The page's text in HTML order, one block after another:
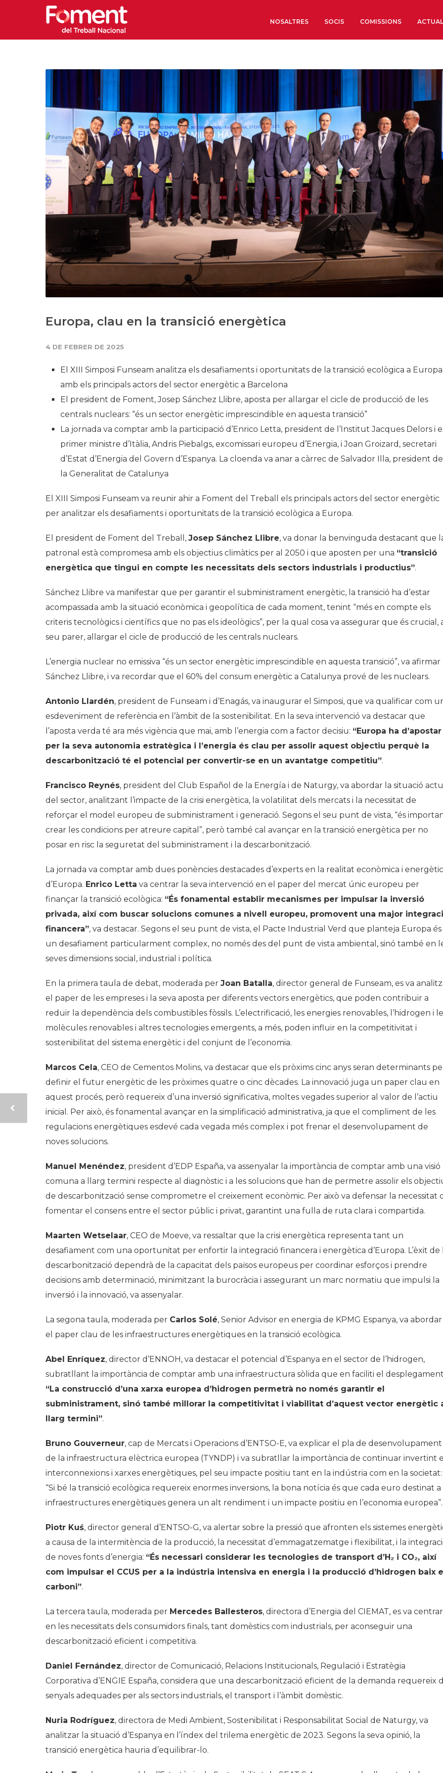
NOSALTRES
Estructura Executiva
Institut d’Estudis
Societat Barcelonesa
Econòmics i Socials
Organitzacions
Organitzacions
Coneix més
Història
Galeria de Presidents
Biblioteca Arxiu
Seu Social
SOCIS COMISSIONS
Europa, clau en la transició energètica
4 DE FEBRER DE 2025
El XIII Simposi Funseam analitza els desafiaments i oportunitats de la transició ecològica a Europa
amb els principals actors del sector energètic a Barcelona
El president de Foment, Josep Sánchez Llibre, aposta per allargar el cicle de producció de les
centrals nuclears: “és un sector energètic imprescindible en aquesta transició”
La jornada va comptar amb la participació d’Enrico Letta, president de l’Institut Jacques Delors i
primer ministre d’Itàlia, Andris Piebalgs, excomissari europeu d’Energia, i Joan Groizard, secretari
d’Estat d’Energia del Govern d’Espanya. La cloenda va anar a càrrec de Salvador Illa, president de
la Generalitat de Catalunya
El XIII Simposi Funseam va reunir ahir a Foment del Treball els principals actors del sector energètic
per analitzar els desafiaments i oportunitats de la transició ecològica a Europa.
El president de Foment del Treball, Josep Sánchez Llibre, va donar la benvinguda destacant que
patronal està compromesa amb els objectius climàtics per al 2050 i que aposten per una “transició
energètica que tingui en compte les necessitats dels sectors industrials i productius”.
Sánchez Llibre va manifestar que per garantir el subministrament energètic, la transició ha d’estar
acompassada amb la situació econòmica i geopolítica de cada moment, tenint “més en compte els
criteris tecnològics i científics que no pas els ideològics”, per la qual cosa va assegurar que és crucial,
seu parer, allargar el cicle de producció de les centrals nuclears.
L’energia nuclear no emissiva “és un sector energètic imprescindible en aquesta transició”, va afirmar
Sánchez Llibre, i va recordar que el 60% del consum energètic a Catalunya prové de les nuclears.
Antonio Llardén, president de Funseam i d’Enagás, va inaugurar el Simposi, que va qualificar com
esdeveniment de referència en l’àmbit de la sostenibilitat. En la seva intervenció va destacar que
l’aposta verda té ara més vigència que mai, amb l’energia com a factor decisiu: “Europa ha d’apostar
per la seva autonomia estratègica i l’energia és clau per assolir aquest objectiu perquè la
descarbonització té el potencial per convertir-se en un avantatge competitiu”.
Francisco Reynés, president del Club Español de la Energía i de Naturgy, va abordar la situació
del sector, analitzant l’impacte de la crisi energètica, la volatilitat dels mercats i la necessitat de
reforçar el model europeu de subministrament i generació. Segons el seu punt de vista, “és
crear les condicions per atreure capital”, però també cal avançar en la transició energètica per no
posar en risc la seguretat del subministrament i la descarbonització.
La jornada va comptar amb dues ponències destacades d’experts en la realitat econòmica i
d’Europa. Enrico Letta va centrar la seva intervenció en el paper del mercat únic europeu per
finançar la transició ecològica: “És fonamental establir mecanismes per impulsar la inversió
privada, així com buscar solucions comunes a nivell europeu, promovent una major
financera”, va destacar. Segons el seu punt de vista, el Pacte Industrial Verd que planteja Europa és
un desafiament particularment complex, no només des del punt de vista ambiental, sinó també en
seves dimensions social, industrial i política.
En la primera taula de debat, moderada per Joan Batalla, director general de Funseam, es va
el paper de les empreses i la seva aposta per diferents vectors energètics, que poden contribuir a
reduir la dependència dels combustibles fòssils. L’electrificació, les energies renovables, l’hidrogen i
molècules renovables i altres tecnologies emergents, a més, poden influir en la competitivitat i
sostenibilitat del sistema energètic i del conjunt de l’economia.
Marcos Cela, CEO de Cementos Molins, va destacar que els pròxims cinc anys seran determinants
definir el futur energètic de les pròximes quatre o cinc dècades. La innovació juga un paper clau en
aquest procés, però requereix d’una inversió significativa, moltes vegades superior al valor de l’actiu
inicial. Per això, és fonamental avançar en la simplificació administrativa, ja que el compliment de les
regulacions energètiques esdevé cada vegada més complex i pot frenar el desenvolupament de
noves solucions.
Manuel Menéndez, president d’EDP España, va assenyalar la importància de comptar amb una visió
comuna a llarg termini respecte al diagnòstic i a les solucions que han de permetre assolir els
de descarbonització sense comprometre el creixement econòmic. Per això va defensar la necessitat
fomentar el consens entre el sector públic i privat, garantint una fulla de ruta clara i compartida.
Maarten Wetselaar, CEO de Moeve, va ressaltar que la crisi energètica representa tant un
desafiament com una oportunitat per enfortir la integració financera i energètica d’Europa. L’èxit de
descarbonització dependrà de la capacitat dels països europeus per coordinar esforços i prendre
decisions amb determinació, minimitzant la burocràcia i assegurant un marc normatiu que impulsi la
inversió i la innovació, va assenyalar.
La segona taula, moderada per Carlos Solé, Senior Advisor en energia de KPMG Espanya, va abordar
el paper clau de les infraestructures energètiques en la transició ecològica.
Abel Enríquez, director d’ENNOH, va destacar el potencial d’Espanya en el sector de l’hidrogen,
subratllant la importància de comptar amb una infraestructura sòlida que en faciliti el
“La construcció d’una xarxa europea d’hidrogen permetrà no només garantir el
subministrament, sinó també millorar la competitivitat i viabilitat d’aquest vector energètic
llarg termini”.
Bruno Gouverneur, cap de Mercats i Operacions d’ENTSO-E, va explicar el pla de desenvolupament
de la infraestructura elèctrica europea (TYNDP) i va subratllar la importància de continuar invertint
interconnexions i xarxes energètiques, pel seu impacte positiu tant en la indústria com en la societat:
“Si bé la transició ecològica requereix enormes inversions, la bona notícia és que cada euro destinat a
infraestructures energètiques genera un alt rendiment i un impacte positiu en l’economia europea”.
Piotr Kuś, director general d’ENTSO-G, va alertar sobre la pressió que afronten els sistemes
a causa de la intermitència de la producció, la necessitat d’emmagatzematge i flexibilitat, i la
de noves fonts d’energia: “És necessari considerar les tecnologies de transport d’H₂ i CO₂, així
com impulsar el CCUS per a la indústria intensiva en energia i la producció d’hidrogen baix
carboni”.
La tercera taula, moderada per Mercedes Ballesteros, directora d’Energia del CIEMAT, es va centrar
en les necessitats dels consumidors finals, tant domèstics com industrials, per aconseguir una
descarbonització eficient i competitiva.
Daniel Fernández, director de Comunicació, Relacions Institucionals, Regulació i Estratègia
Corporativa d’ENGIE España, considera que una descarbonització eficient de la demanda requereix
senyals adequades per als sectors industrials, el transport i l’àmbit domèstic.
Nuria Rodríguez, directora de Medi Ambient, Sostenibilitat i Responsabilitat Social de Naturgy, va
analitzar la situació d’Espanya en l’índex del trilema energètic de 2023. Segons la seva opinió, la
transició energètica hauria d’equilibrar-lo.